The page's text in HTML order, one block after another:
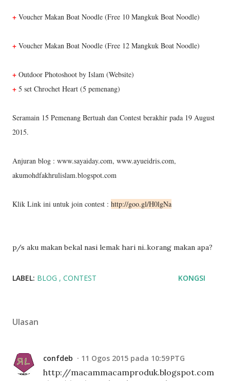
+ Voucher Makan Boat Noodle (Free 10 Mangkuk Boat Noodle)
+ Voucher Makan Boat Noodle (Free 12 Mangkuk Boat Noodle)
+ Outdoor Photoshoot by Islam (Website)
+ 5 set Chrochet Heart (5 pemenang)
Seramain 15 Pemenang Bertuah dan Contest berakhir pada 19 August
2015.
Anjuran blog : www.sayaiday.com, www.ayueidris.com,
akumohdfakhrulislam.blogspot.com
Klik Link ini untuk join contest : http://goo.gl/H0lgNa
p/s aku makan bekal nasi lemak hari ni..korang makan apa?
LABEL: BLOG CONTEST KONGSI
Ulasan
confdeb 11 Ogos 2015 pada 10:59 PTG
http://macammacamproduk.blogspot.com